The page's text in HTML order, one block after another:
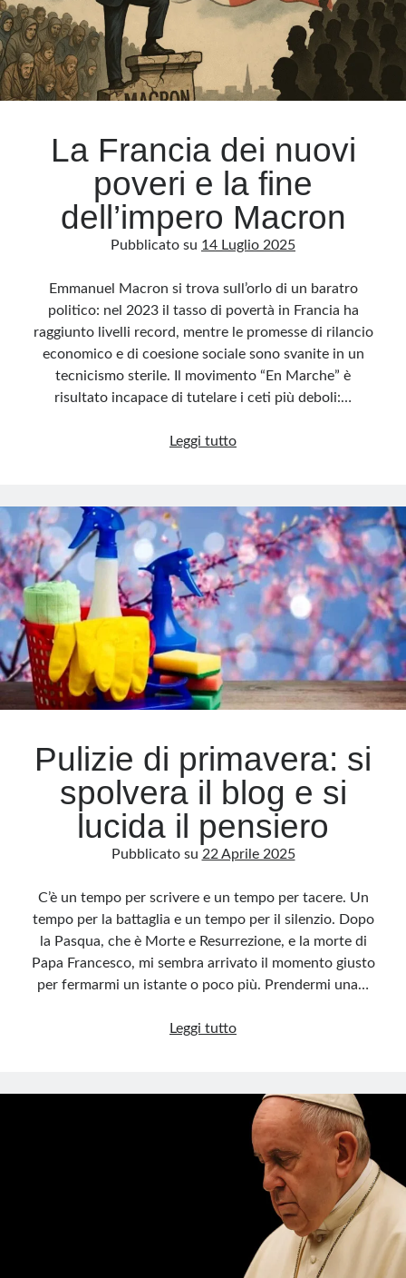
genio
La Francia dei nuovi
poveri e la fine
dell’impero Macron
Pubblicato su 14 Luglio 2025
Emmanuel Macron si trova sull’orlo di un baratro
politico: nel 2023 il tasso di povertà in Francia ha
raggiunto livelli record, mentre le promesse di rilancio
economico e di coesione sociale sono svanite in un
tecnicismo sterile. Il movimento “En Marche” è
risultato incapace di tutelare i ceti più deboli:…
Leggi tuttoLa
nuovi
poveri
e
la
fine
dell’impero
Macron
Pulizie di primavera: si
spolvera il blog e si
lucida il pensiero
Pubblicato su 22 Aprile 2025
C’è un tempo per scrivere e un tempo per tacere. Un
tempo per la battaglia e un tempo per il silenzio. Dopo
la Pasqua, che è Morte e Resurrezione, e la morte di
Papa Francesco, mi sembra arrivato il momento giusto
per fermarmi un istante o poco più. Prendermi una…
Leggi tuttoPulizie
si
spolvera
blog
pensiero